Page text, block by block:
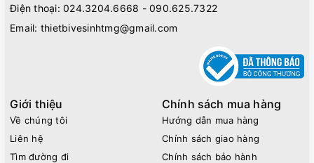
Điện thoại: 024.3204.6668 - 090.625.7322
Email: thietbivesinhtmg@gmail.com
Giới thiệu
Về chúng tôi
Liên hệ
Tìm đường đi
Chính sách mua hàng
Hướng dẫn mua hàng
Chính sách giao hàng
Chính sách bảo hành